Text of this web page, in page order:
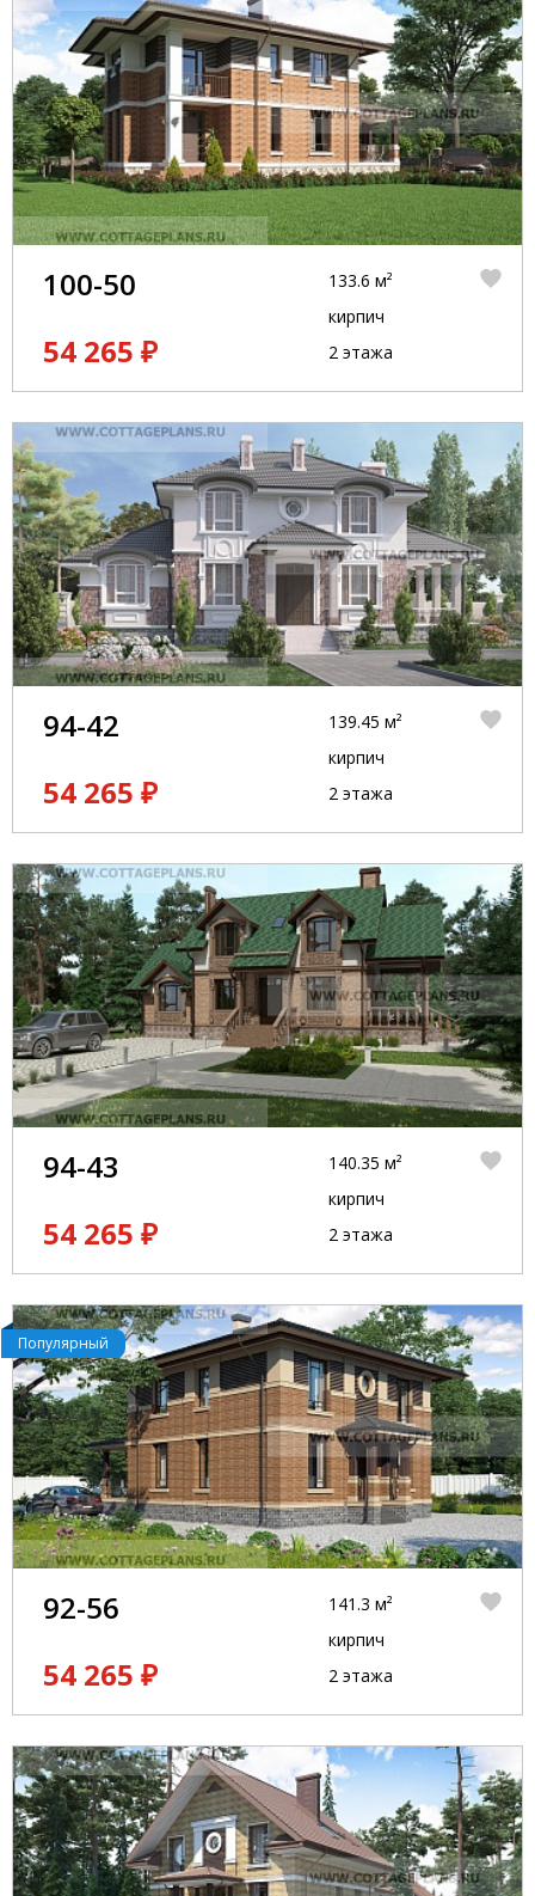
100-50
54 265 ₽
133.6 м²
кирпич
2 этажа
94-42
54 265 ₽
139.45 м²
кирпич
2 этажа
94-43
54 265 ₽
140.35 м²
кирпич
2 этажа
Популярный
92-56
54 265 ₽
141.3 м²
кирпич
2 этажа